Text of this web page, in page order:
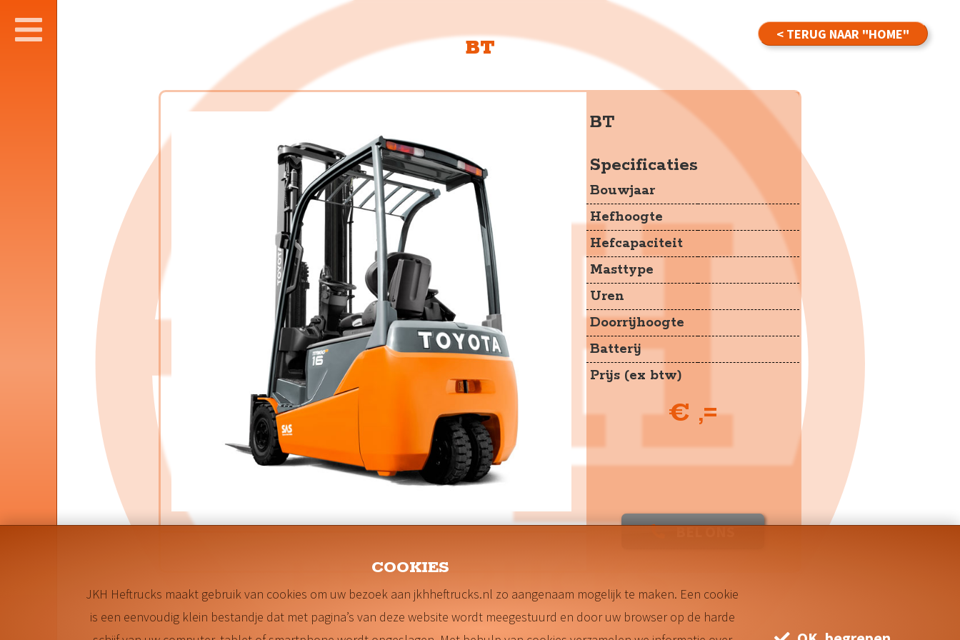
COOKIES
JKH Heftrucks maakt gebruik van cookies om uw bezoek aan jkhheftrucks.nl zo aangenaam mogelijk te maken. Een cookie
is een eenvoudig klein bestandje dat met pagina’s van deze website wordt meegestuurd en door uw browser op de harde
JKH Heftrucks
De Schutterij 13
+31 6 53380656
info@jkhheftrucks.nl
< TERUG NAAR "HOME"
BT
BT
Specificaties
Bouwjaar
Hefhoogte
Hefcapaciteit
Masttype
Uren
Doorrijhoogte
Batterij
Prijs (ex btw)
€ ,=
BEL ONS